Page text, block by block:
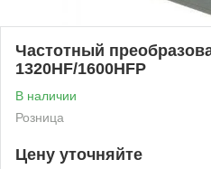
Частотный
1320HF/1600HFP
В наличии
Розница
Цену уточняйте